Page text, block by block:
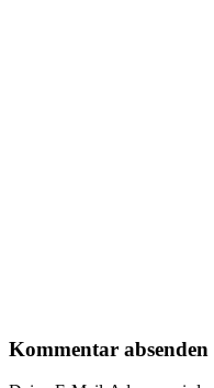
Kommentar absenden